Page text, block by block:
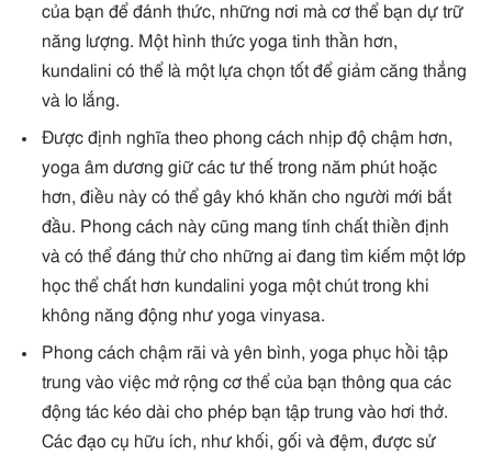
của bạn để đánh thức, những nơi mà cơ thể bạn dự trữ
năng lượng. Một hình thức yoga tinh thần hơn,
kundalini có thể là một lựa chọn tốt để giảm căng thẳng
và lo lắng.
Được định nghĩa theo phong cách nhịp độ chậm hơn,
yoga âm dương giữ các tư thế trong năm phút hoặc
hơn, điều này có thể gây khó khăn cho người mới bắt
đầu. Phong cách này cũng mang tính chất thiền định
và có thể đáng thử cho những ai đang tìm kiếm một lớp
học thể chất hơn kundalini yoga một chút trong khi
không năng động như yoga vinyasa.
Phong cách chậm rãi và yên bình, yoga phục hồi tập
trung vào việc mở rộng cơ thể của bạn thông qua các
động tác kéo dài cho phép bạn tập trung vào hơi thở.
Các đạo cụ hữu ích, như khối, gối và đệm, được sử